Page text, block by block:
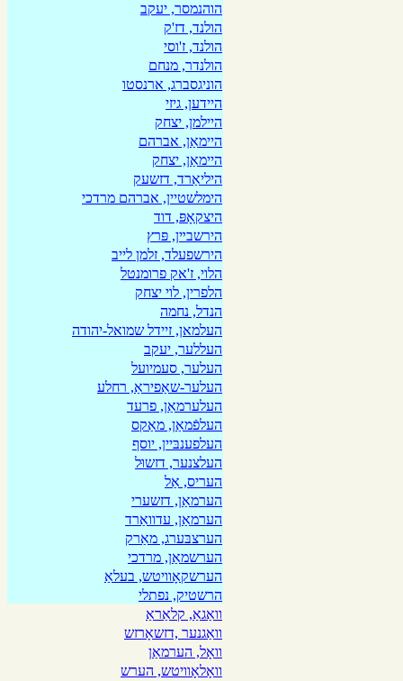
הוהנמסר, יעקב
הולנד, דז'ק
הולנד, ז'וסי
הולנדר, מנחם
הוניגסברג, ארנסטו
היידען, גיזי
היילמן, יצחק
היימאַן, אברהם
היימאַן, יצחק
היליאַרד, דזשעק
הימלשטיין, אברהם מרדכי
היצקאָפּ, דוד
הירשבײן, פּרץ
הירשפעלד, זלמן לייב
הלוי, ז'אק פרומנטל
הלפרין, לוי יצחק
הנדל, נחמה
העלמאן, זיידל שמואל-יהודה
העללער, יעקב
העלער, סעמיועל
העלער-שאַפיראַ, רחלע
העלערמאַן, פרעד
העלפֿמאַן, מאַקס
העלפענבּיין, יוסף
העלצנער, דזשוּל
העריס, אַל
הערמאַן, דזשערי
הערמאַן, עדוואַרד
הערצבּערג, מאַרק
הערשמאַן, מרדכי
הערשקאָוויטש, בעלאַ
הרשטיק, נפתלי
וואַגאַ, קלאַראַ
וואַגנער ,דזשאָרזש
וואָל, הערמאַן
וואָלאָוויטש, הערש